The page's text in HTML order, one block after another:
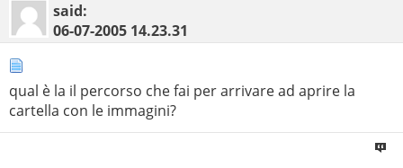
said:
06-07-2005 14.23.31
qual è la il percorso che fai per arrivare ad aprire la
cartella con le immagini?